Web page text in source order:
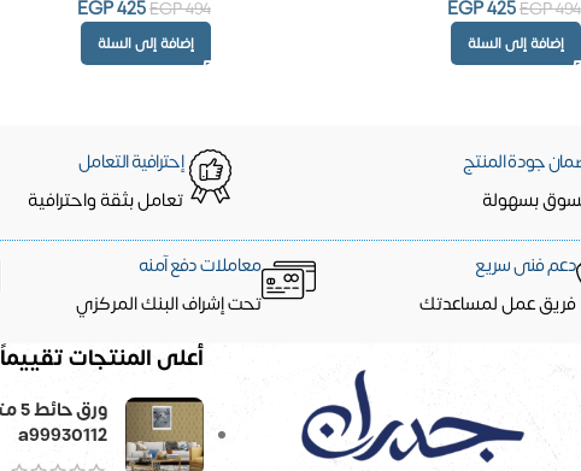
EGP494
EGP425
إضافة إلى السلة
EGP494
EGP425
إضافة إلى السلة
جودة المنتج
بسهولة
إحترافية التعامل
تعامل بثقة واحترافية
دعم فنى سريع
فريق عمل لمساعدتك
معاملات دفع آمنه
تحت إشراف البنك المركزي
أعلى المنتجات تقييماً
a99930112